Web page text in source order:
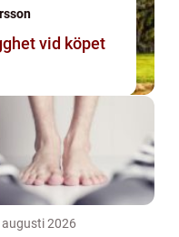
vid köpet
2026